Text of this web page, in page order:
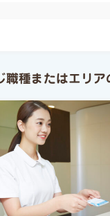
職種またはエリア